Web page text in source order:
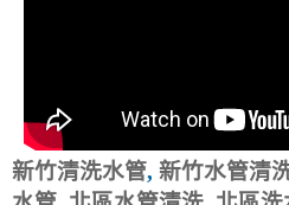
新竹清洗水管, 新竹水管清